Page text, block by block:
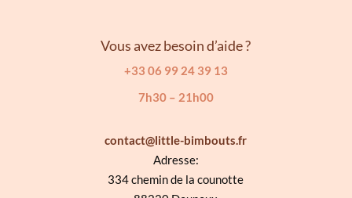
Vous avez besoin d’aide ?
+33 06 99 24 39 13
7h30 – 21h00
contact@little-bimbouts.fr
Adresse:
334 chemin de la counotte